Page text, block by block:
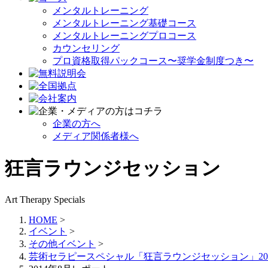
メンタルトレーニング
メンタルトレーニング基礎コース
メンタルトレーニングプロコース
カウンセリング
プロ資格取得パックコース〜奨学金制度つき〜
企業の方へ
メディア関係者様へ
狂言ラウンジセッション
Art Therapy Specials
HOME >
イベント >
その他イベント >
芸術セラピースペシャル「狂言ラウンジセッション」